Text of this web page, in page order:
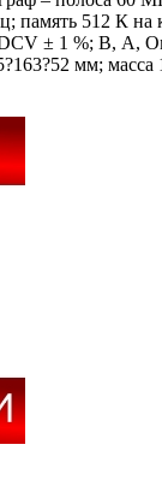
память 512 К на
± 1 %; В, А,
мм; масса